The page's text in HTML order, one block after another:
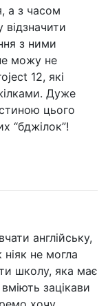
а з часом
з ними
можу не
12, які
Дуже
цього
“бджілок”!
англійську,
ніяк не могла
школу, яка має
зацікави